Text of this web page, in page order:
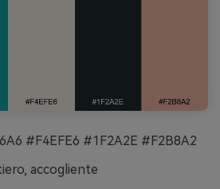
#F4EFE6 #1F2A2E #F2B8A2
accogliente